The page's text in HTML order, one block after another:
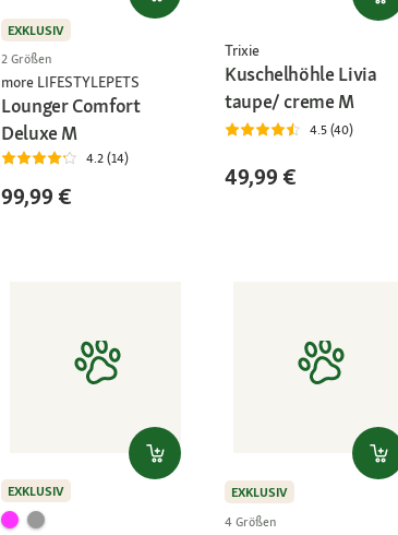
EXKLUSIV
2 Größen
more LIFESTYLEPETS
Lounger Comfort
Deluxe M
4.2 (14)
99,99 €
Trixie
Kuschelhöhle Livia
taupe/ creme M
4.5 (40)
49,99 €
EXKLUSIV
EXKLUSIV
4 Größen